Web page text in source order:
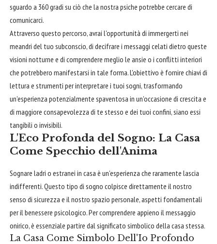
sguardo a 360 gradi su ciò che la nostra psiche potrebbe cercare di
comunicarci.
Attraverso questo percorso, avrai l'opportunità di immergerti nei
meandri del tuo subconscio, di decifrare i messaggi celati dietro queste
visioni notturne e di comprendere meglio le ansie o i conflitti interiori
che potrebbero manifestarsi in tale forma. L'obiettivo è fornire chiavi di
lettura e strumenti per interpretare i tuoi sogni, trasformando
un'esperienza potenzialmente spaventosa in un'occasione di crescita e
di maggiore consapevolezza di te stesso e dei tuoi confini, siano essi
tangibili o invisibili.
L'Eco Profonda del Sogno: La Casa
Come Specchio dell'Anima
Sognare ladri o estranei in casa è un'esperienza che raramente lascia
indifferenti. Questo tipo di sogno colpisce direttamente il nostro
senso di sicurezza e il nostro spazio personale, aspetti fondamentali
per il benessere psicologico. Per comprendere appieno il messaggio
onirico, è essenziale partire dal significato simbolico della casa stessa.
La Casa Come Simbolo Dell'Io Profondo